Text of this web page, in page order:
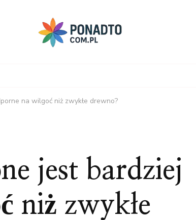
na wilgoć niż zwykłe drewno?
jest bardziej
niż zwykłe